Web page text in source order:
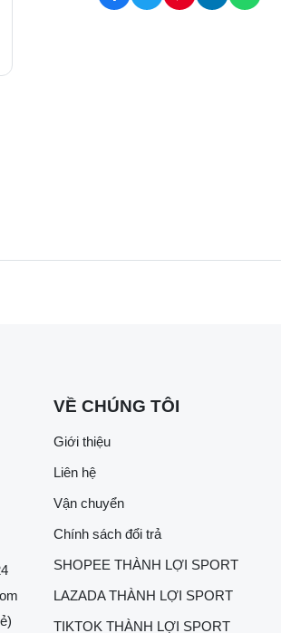
VỀ CHÚNG TÔI
Giới thiệu
Liên hệ
Vận chuyển
Chính sách đổi trả
SHOPEE THÀNH LỢI SPORT
LAZADA THÀNH LỢI SPORT
TIKTOK THÀNH LỢI SPORT